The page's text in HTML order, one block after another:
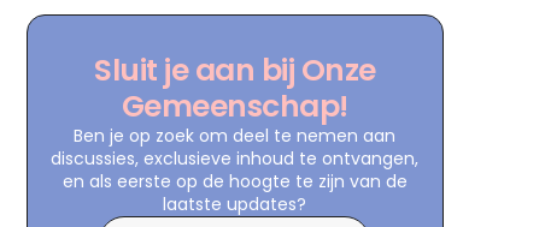
Sluit je aan bij Onze
Gemeenschap!
Ben je op zoek om deel te nemen aan
discussies, exclusieve inhoud te ontvangen,
en als eerste op de hoogte te zijn van de
laatste updates?